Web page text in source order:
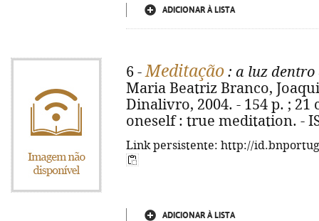
ADICIONAR À LISTA
6 -Meditação : a luz dentro
Maria Beatriz Branco,
Dinalivro, 2004. - 154 p. ;
oneself : true meditation. -
Link persistente: http://
ADICIONAR À LISTA